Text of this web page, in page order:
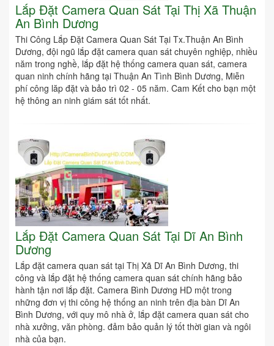
Lắp Đặt Camera Quan Sát Tại Thị Xã Thuận
An Bình Dương
Thi Công Lắp Đặt Camera Quan Sát Tại Tx.Thuận An Bình
Dương, đội ngũ lắp đặt camera quan sát chuyên nghiệp, nhiều
năm trong nghề, lắp đặt hệ thống camera quan sát, camera
quan ninh chính hãng tại Thuận An Tình Bình Dương, Miễn
phí công lăp đặt và bảo trì 02 - 05 năm. Cam Kết cho bạn một
hệ thông an ninh giám sát tốt nhất.
Lắp Đặt Camera Quan Sát Tại Dĩ An Bình
Dương
Lắp đặt camera quan sát tại Thị Xã Dĩ An Bình Dương, thi
công và lắp đặt hệ thống camera quan sát chính hãng bảo
hành tận nơi lắp đặt. Camera Bình Dương HD một trong
những đơn vị thi công hệ thống an ninh trên địa bàn Dĩ An
Bình Dương, với quy mô nhà ở, lắp đặt camera quan sát cho
nhà xưởng, văn phòng. đảm bảo quản lý tốt thời gian và ngôi
nhà của bạn.